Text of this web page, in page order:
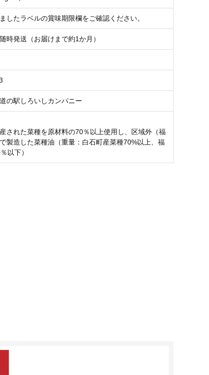
したラベルの賞味期限欄をご確認ください。
時発送（お届けまで約1か月）
の駅しろいしカンパニー
された菜種を原材料の70％以上使用し、区域外（福
製造した菜種油（重量：白石町産菜種70%以上、福
以下）